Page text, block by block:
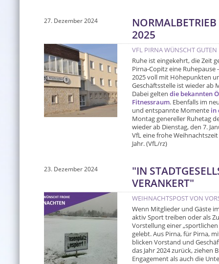
2025
27. Dezember 2024
VFL PIRNA WÜNSCHT GUTEN
Ruhe ist eingekehrt, die Zeit
Pirna-Copitz eine
2025 voll mit Höhepunkten
Geschäftsstelle ist wieder ab
Dabei gelten die bekannten
Fitnessraum. Ebenfalls im
und entspannte Momente in
Montag genereller Ruhetag
wieder ab Dienstag, den 7.
VfL eine frohe
Jahr. (VfL/rz)
"IN
VERANKERT"
23. Dezember 2024
WEIHNACHTSPOST VON
Wenn Mitglieder und Gäste
aktiv Sport treiben oder als
Vorstellung einer
gelebt. Aus Pirna, für Pirna,
blicken Vorstand und
das Jahr 2024 zurück, ziehen
Engagement als auch die